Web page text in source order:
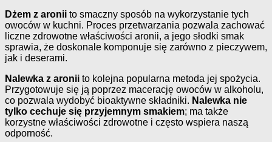
Dżem z aronii to smaczny sposób na wykorzystanie tych
owoców w kuchni. Proces przetwarzania pozwala zachować
liczne zdrowotne właściwości aronii, a jego słodki smak
sprawia, że doskonale komponuje się zarówno z pieczywem,
jak i deserami.
Nalewka z aronii to kolejna popularna metoda jej spożycia.
Przygotowuje się ją poprzez macerację owoców w alkoholu,
co pozwala wydobyć bioaktywne składniki. Nalewka nie
tylko cechuje się przyjemnym smakiem; ma także
korzystne właściwości zdrowotne i często wspiera naszą
odporność.